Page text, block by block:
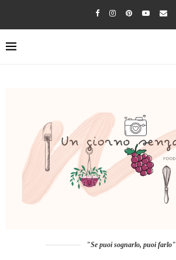
"Se puoi sognarlo, puoi farlo"